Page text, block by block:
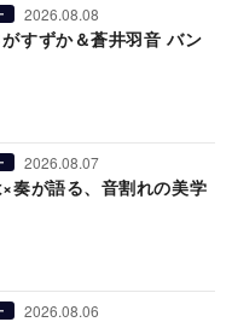
2026.08.08
すずか＆蒼井羽音 バン
2026.08.07
奏が語る、音割れの美学
2026.08.06